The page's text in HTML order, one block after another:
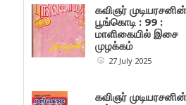
கவிஞர் முடியரசனின்
பூங்கொடி : 99 :
மாளிகையில் இசை
முழக்கம்
27 July 2025
கவிஞர் முடியரசனின்